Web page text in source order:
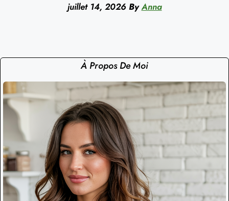
juillet 14, 2026 By Anna
À Propos De Moi